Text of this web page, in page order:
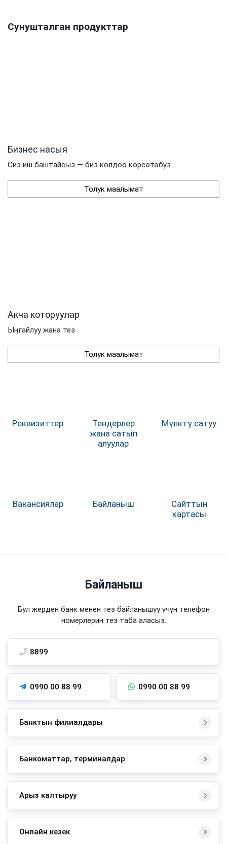
Сунушталган продукттар
Бизнес насыя
Сиз иш баштайсыз — биз колдоо көрсөтөбүз
Толук маалымат
Акча которуулар
Ыңгайлуу жана тез
Толук маалымат
Реквизиттер
Тендерлер
жана сатып
алуулар
Мүлктү сатуу
Вакансиялар Байланыш
Сайттын
картасы
Байланыш
Бул жерден банк менен тез байланышуу үчүн телефон
номерлерин тез таба аласыз.
8899
0990 00 88 99 0990 00 88 99
Банктын филиалдары
Банкоматтар, терминалдар
Арыз калтыруу
Онлайн кезек